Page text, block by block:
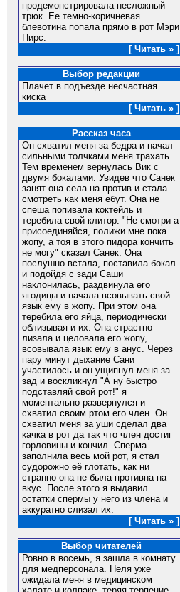
продемонстрировала несложный
трюк. Ее темно-коричневая
блевотина попала прямо в рот Мэри
Пирс.
[ Читать » ]
Выбор редакции
Плачет в подъезде несчастная
киска
[ Читать » ]
Рассказ часа
Он схватил меня за бедра и начал
сильными толчками меня трахать.
Тем временем вернулась Вик с
двумя бокалами. Увидев что Санек
занят она села на против и стала
смотреть как меня ебут. Она не
спеша попивала коктейль и
теребила свой клитор. "Не смотри а
присоединяйся, полижи мне пока
жопу, а тоя в этого пидора кончить
не могу" сказал Санек. Она
послушно встала, поставила бокал
и подойдя с зади Саши
наклонилась, раздвинула его
ягодицы и начала всовывать свой
язык ему в жопу. При этом она
теребила его яйца, периодически
облизывая и их. Она страстно
лизала и целовала его жопу,
всовывала язык ему в анус. Через
пару минут дыхание Сани
участилось и он ущипнул меня за
зад и воскликнул "А ну быстро
подставляй свой рот!" я
моментально развернулся и
схватил своим ртом его член. Он
схватил меня за уши сделал два
качка в рот да так что член достиг
горловины и кончил. Сперма
заполнила весь мой рот, я стал
судорожно её глотать, как ни
странно она не была противна на
вкус. После этого я выдавил
остатки спермы у него из члена и
аккуратно слизал их.
[ Читать » ]
Выбор читателей
Ровно в восемь, я зашла в комнату
для медперсонала. Неля уже
ожидала меня в медицинском